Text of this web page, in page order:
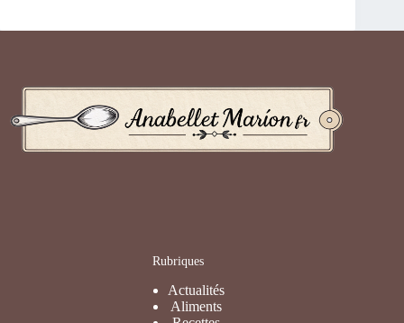
Rubriques
Actualités
Aliments